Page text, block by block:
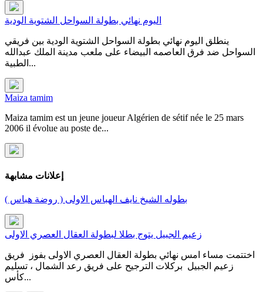
اليوم نهائي بطولة السواحل الشتوية الودية
ينطلق اليوم نهائي بطولة السواحل الشتوية الودية بين فريقي
السواحل ضد فرق العاصمه البيضاء على ملعب مدينة الملك عبدالله
الطبية...
Maiza tamim
Maiza tamim est un jeune joueur Algérien de sétif née le 25 mars
2006 il évolue au poste de...
إعلانات مشابهة
بطوله الشيخ نايف الهباس الاولى ( روضة هباس )
زعيم الجبيل يتوج بطلا لبطولة العقال العصري الاولى
اختتمت مساء امس نهائي بطولة العقال العصري الاولى بفوز فريق
زعيم الجبيل بركلات الترجيح على فريق رعد الشمال ، تسليم
كأس...